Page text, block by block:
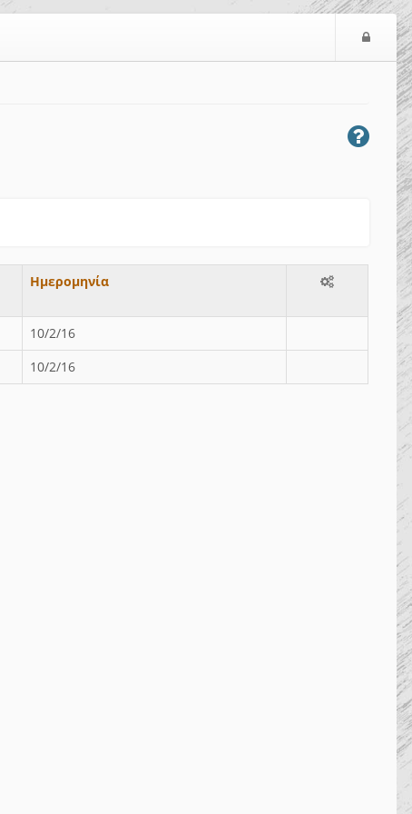
Ημερομηνία
10/2/16
10/2/16